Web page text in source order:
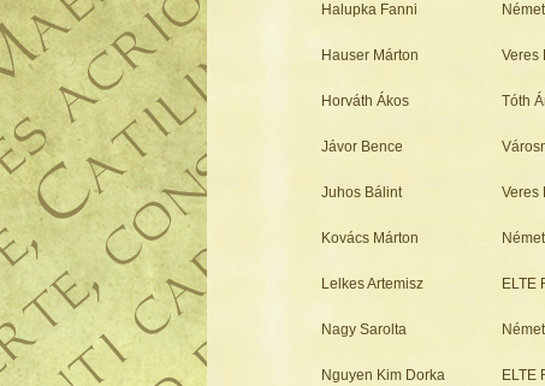
Halupka Fanni
Hauser Márton Veres
Horváth Ákos Tóth
Jávor Bence
Juhos Bálint Veres
Kovács Márton
Lelkes Artemisz ELTE
Nagy Sarolta
Nguyen Kim Dorka ELTE